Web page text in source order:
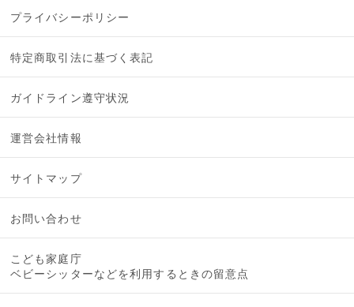
プライバシーポリシー
特定商取引法に基づく表記
ガイドライン遵守状況
運営会社情報
サイトマップ
お問い合わせ
こども家庭庁
ベビーシッターなどを利用するときの留意点